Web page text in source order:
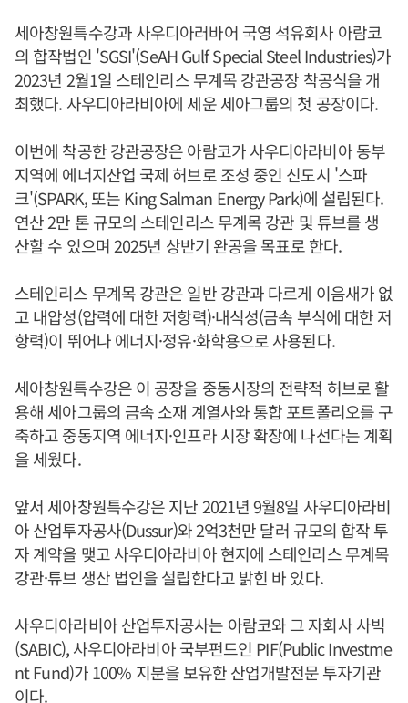
세아창원특수강과 사우디아러바어 국영 석유회사 아람코
의 합작법인 'SGSI'(SeAH Gulf Special Steel Industries)가
2023년 2월1일 스테인리스 무계목 강관공장 착공식을 개
최했다. 사우디아라비아에 세운 세아그룹의 첫 공장이다.
이번에 착공한 강관공장은 아람코가 사우디아라비아 동부
지역에 에너지산업 국제 허브로 조성 중인 신도시 '스파
크'(SPARK, 또는 King Salman Energy Park)에 설립된다.
연산 2만 톤 규모의 스테인리스 무계목 강관 및 튜브를 생
산할 수 있으며 2025년 상반기 완공을 목표로 한다.
스테인리스 무계목 강관은 일반 강관과 다르게 이음새가 없
고 내압성(압력에 대한 저항력)·내식성(금속 부식에 대한 저
항력)이 뛰어나 에너지·정유·화학용으로 사용된다.
세아창원특수강은 이 공장을 중동시장의 전략적 허브로 활
용해 세아그룹의 금속 소재 계열사와 통합 포트폴리오를 구
축하고 중동지역 에너지·인프라 시장 확장에 나선다는 계획
을 세웠다.
앞서 세아창원특수강은 지난 2021년 9월8일 사우디아라비
아 산업투자공사(Dussur)와 2억3천만 달러 규모의 합작 투
자 계약을 맺고 사우디아라비아 현지에 스테인리스 무계목
강관·튜브 생산 법인을 설립한다고 밝힌 바 있다.
사우디아라비아 산업투자공사는 아람코와 그 자회사 사빅
(SABIC), 사우디아라비아 국부펀드인 PIF(Public Investme
nt Fund)가 100% 지분을 보유한 산업개발전문 투자기관
이다.